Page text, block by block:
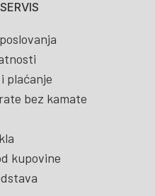
plaćanje
bez kamate
kupovine